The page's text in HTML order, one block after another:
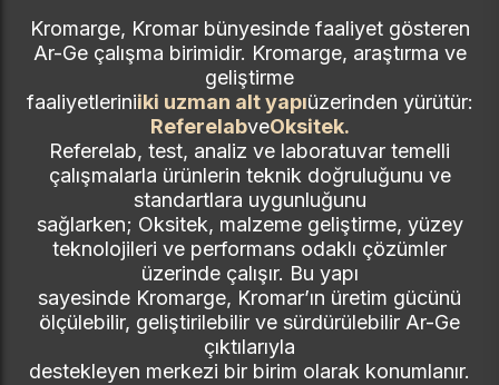
Kromarge, Kromar bünyesinde faaliyet gösteren
Ar-Ge çalışma birimidir. Kromarge, araştırma ve
geliştirme
faaliyetleriniiki uzman alt yapıüzerinden yürütür:
ReferelabveOksitek.
Referelab, test, analiz ve laboratuvar temelli
çalışmalarla ürünlerin teknik doğruluğunu ve
standartlara uygunluğunu
sağlarken; Oksitek, malzeme geliştirme, yüzey
teknolojileri ve performans odaklı çözümler
üzerinde çalışır. Bu yapı
sayesinde Kromarge, Kromar’ın üretim gücünü
ölçülebilir, geliştirilebilir ve sürdürülebilir Ar-Ge
çıktılarıyla
destekleyen merkezi bir birim olarak konumlanır.